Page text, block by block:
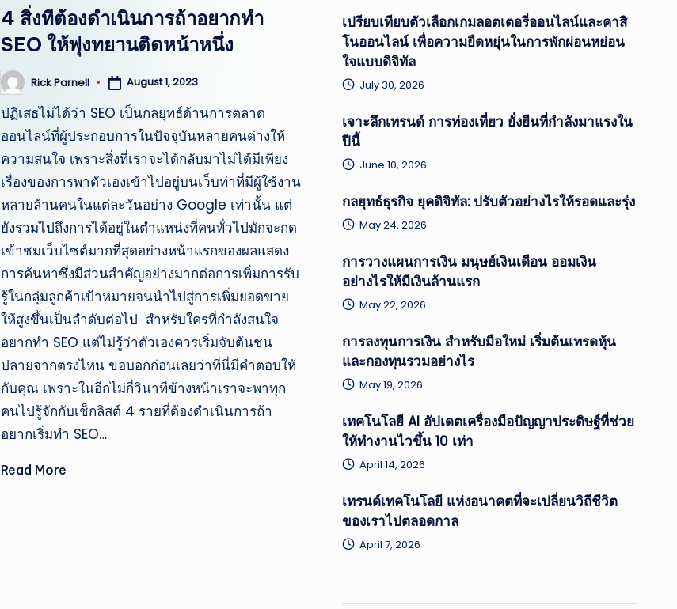
g
e
st
:
สรุ
ป
ข่
าว
แ
ละ
เห
ตุ
กา
4 สิ่งทีต้องดำเนินการถ้าอยากทำ
SEO ให้พุ่งทยานติดหน้าหนึ่ง
Posted
by
Rick Parnell August 1, 2023
ปฏิเสธไม่ได้ว่า SEO เป็นกลยุทธ์ด้านการตลาด
ออนไลน์ที่ผู้ประกอบการในปัจจุบันหลายคนต่างให้
ความสนใจ เพราะสิ่งที่เราจะได้กลับมาไม่ได้มีเพียง
เรื่องของการพาตัวเองเข้าไปอยู่บนเว็บท่าที่มีผู้ใช้งาน
หลายล้านคนในแต่ละวันอย่าง Google เท่านั้น แต่
ยังรวมไปถึงการได้อยู่ในตำแหน่งที่คนทั่วไปมักจะกด
เข้าชมเว็บไซต์มากที่สุดอย่างหน้าแรกของผลแสดง
การค้นหาซึ่งมีส่วนสำคัญอย่างมากต่อการเพิ่มการรับ
รู้ในกลุ่มลูกค้าเป้าหมายจนนำไปสู่การเพิ่มยอดขาย
ให้สูงขึ้นเป็นลำดับต่อไป สำหรับใครที่กำลังสนใจ
อยากทำ SEO แต่ไม่รู้ว่าตัวเองควรเริ่มจับต้นชน
ปลายจากตรงไหน ขอบอกก่อนเลยว่าที่นี่มีคำตอบให้
กับคุณ เพราะในอีกไม่กี่วินาทีข้างหน้าเราจะพาทุก
คนไปรู้จักกับเช็กลิสต์ 4 รายที่ต้องดำเนินการถ้า
อยากเริ่มทำ SEO…
Read More
เปรียบเทียบตัวเลือกเกมลอตเตอรี่ออนไลน์และคาสิ
โนออนไลน์ เพื่อความยืดหยุ่นในการพักผ่อนหย่อน
ใจแบบดิจิทัล
July 30, 2026
เจาะลึกเทรนด์ การท่องเที่ยว ยั่งยืนที่กำลังมาแรงใน
ปีนี้
June 10, 2026
กลยุทธ์ธุรกิจ ยุคดิจิทัล: ปรับตัวอย่างไรให้รอดและรุ่ง
May 24, 2026
การวางแผนการเงิน มนุษย์เงินเดือน ออมเงิน
อย่างไรให้มีเงินล้านแรก
May 22, 2026
การลงทุนการเงิน สำหรับมือใหม่ เริ่มต้นเทรดหุ้น
และกองทุนรวมอย่างไร
May 19, 2026
เทคโนโลยี AI อัปเดตเครื่องมือปัญญาประดิษฐ์ที่ช่วย
ให้ทำงานไวขึ้น 10 เท่า
April 14, 2026
เทรนด์เทคโนโลยี แห่งอนาคตที่จะเปลี่ยนวิถีชีวิต
ของเราไปตลอดกาล
April 7, 2026